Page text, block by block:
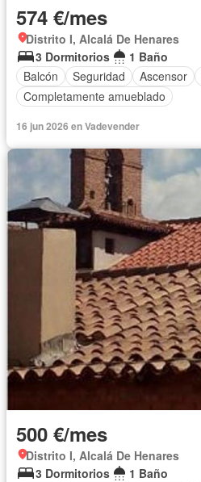
574 €/mes
Distrito I, Alcalá De Henares
3 Dormitorios
1 Baño
Balcón
Seguridad Ascensor
Completamente amueblado
16 jun 2026 en Vadevender
500 €/mes
Distrito I, Alcalá De Henares
3 Dormitorios
1 Baño